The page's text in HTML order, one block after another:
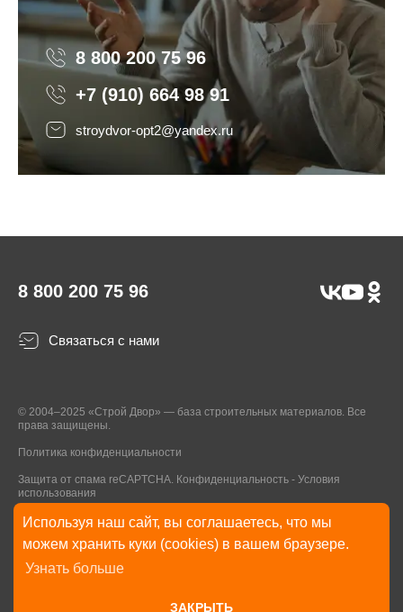
Используя наш сайт, вы соглашаетесь, что мы
можем хранить куки (cookies) в вашем браузере.
Узнать больше
ЗАКРЫТЬ
8 800 200 75 96 8 800 200 75 96
+7 (910) 664 98 91
stroydvor-opt2@yandex.ru
8 800 200 75 96
Связаться с нами
© 2004–2025 «Строй Двор» — база строительных материалов. Все
права защищены.
Политика конфиденциальности
Защита от спама reCAPTCHA. Конфиденциальность - Условия
использования
* Указанные на Сайте цены, комплектации, описания и технические
характеристики могут быть изменены в любое время без уведомления
пользователей Сайта. Внешний вид товаров и упаковки может